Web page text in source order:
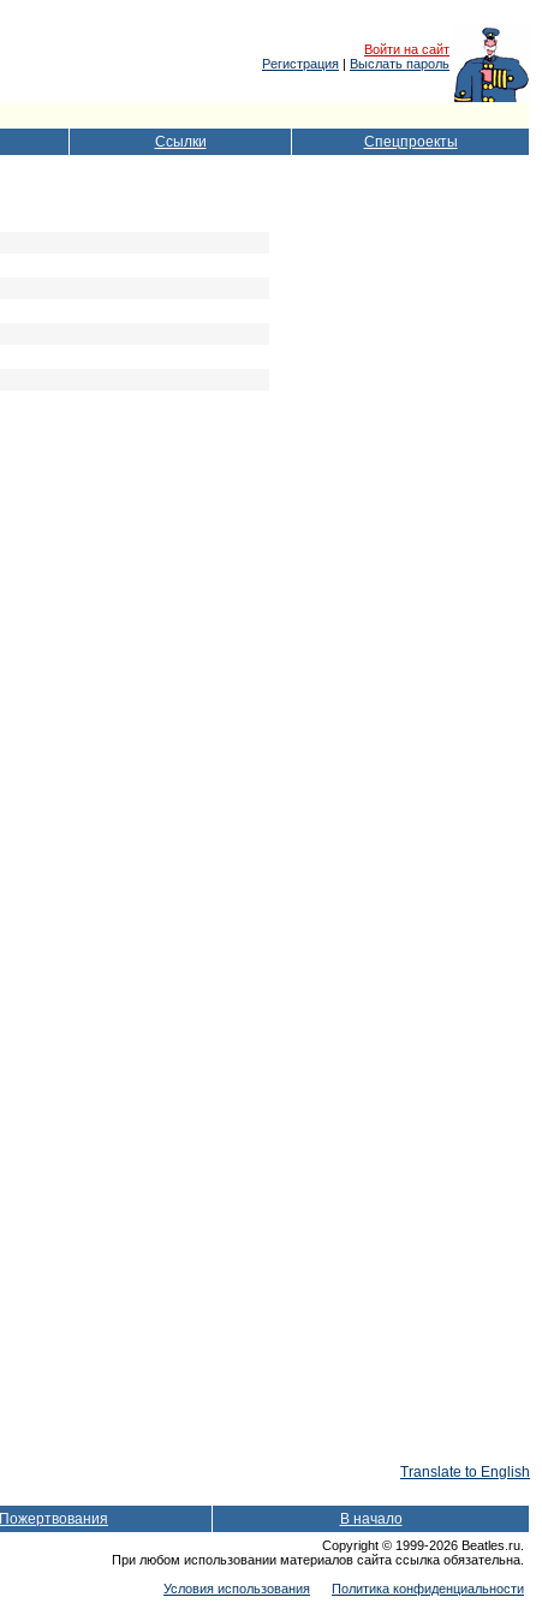
Войти на сайт
Регистрация | Выслать пароль
Ссылки Спецпроекты
Translate to English
Пожертвования В начало
Copyright © 1999-2026 Beatles.ru.
При любом использовании материалов сайта ссылка обязательна.
Условия использования
Политика конфиденциальности